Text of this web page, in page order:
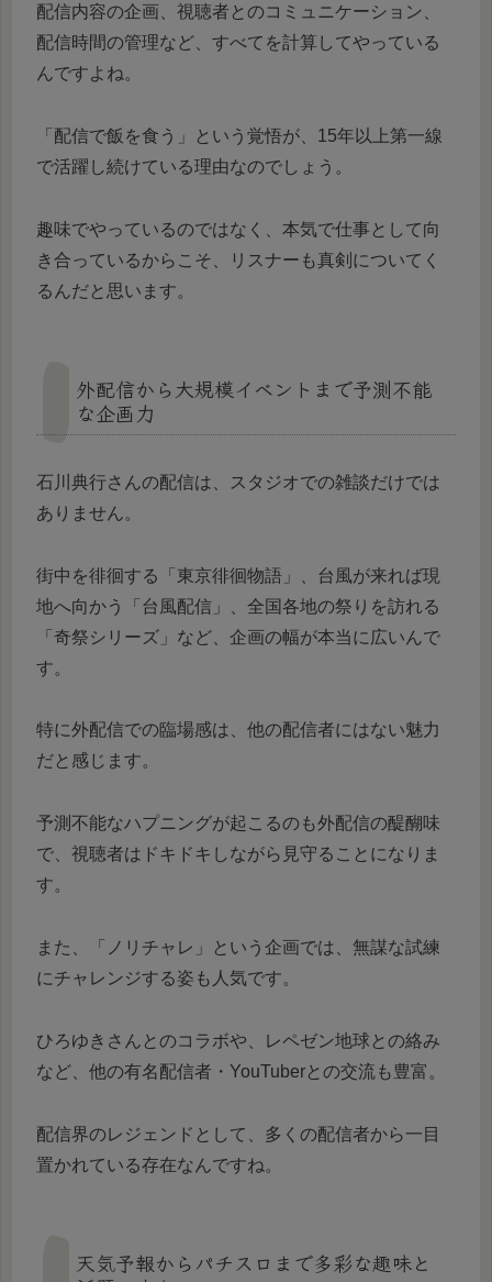
配信内容の企画、視聴者とのコミュニケーション、
配信時間の管理など、すべてを計算してやっている
んですよね。
「配信で飯を食う」という覚悟が、15年以上第一線
で活躍し続けている理由なのでしょう。
趣味でやっているのではなく、本気で仕事として向
き合っているからこそ、リスナーも真剣についてく
るんだと思います。
外配信から大規模イベントまで予測不能
な企画力
石川典行さんの配信は、スタジオでの雑談だけでは
ありません。
街中を徘徊する「東京徘徊物語」、台風が来れば現
地へ向かう「台風配信」、全国各地の祭りを訪れる
「奇祭シリーズ」など、企画の幅が本当に広いんで
す。
特に外配信での臨場感は、他の配信者にはない魅力
だと感じます。
予測不能なハプニングが起こるのも外配信の醍醐味
で、視聴者はドキドキしながら見守ることになりま
す。
また、「ノリチャレ」という企画では、無謀な試練
にチャレンジする姿も人気です。
ひろゆきさんとのコラボや、レペゼン地球との絡み
など、他の有名配信者・YouTuberとの交流も豊富。
配信界のレジェンドとして、多くの配信者から一目
置かれている存在なんですね。
天気予報からパチスロまで多彩な趣味と